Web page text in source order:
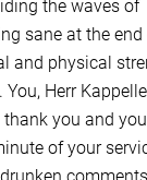
the waves of
sane at the end
and physical
Herr
you and
of your